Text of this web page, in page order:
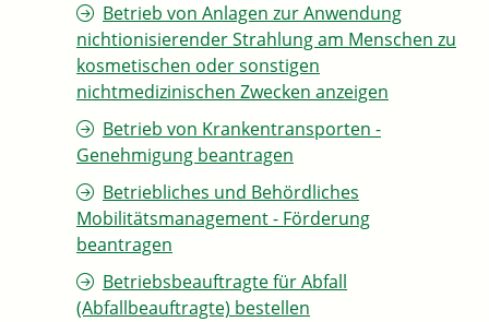
Betrieb von Anlagen zur Anwendung
nichtionisierender Strahlung am Menschen zu
kosmetischen oder sonstigen
nichtmedizinischen Zwecken anzeigen
Betrieb von Krankentransporten -
Genehmigung beantragen
Betriebliches und Behördliches
Mobilitätsmanagement - Förderung
beantragen
Betriebsbeauftragte für Abfall
(Abfallbeauftragte) bestellen